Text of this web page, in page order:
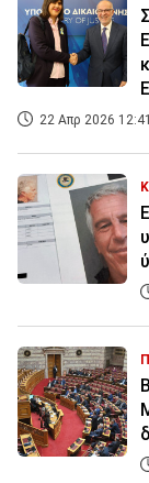
22 Απρ 2026 12:41